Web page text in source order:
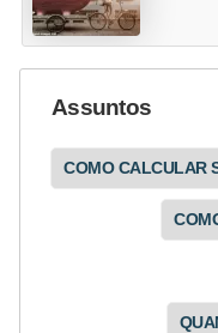
Assuntos
COMO CALCULAR